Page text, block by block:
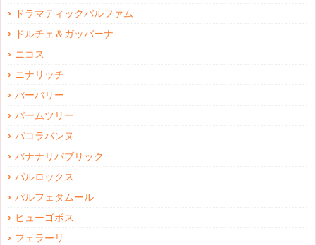
ドラマティックパルファム
ドルチェ＆ガッバーナ
ニコス
ニナリッチ
バーバリー
パームツリー
パコラバンヌ
バナナリパブリック
パルロックス
パルフェタムール
ヒューゴボス
フェラーリ